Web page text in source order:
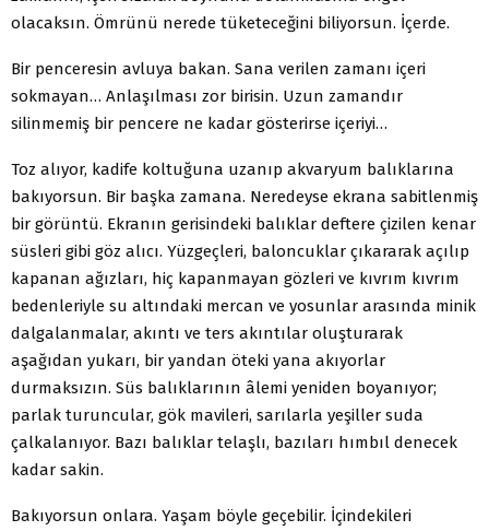
olacaksın. Ömrünü nerede tüketeceğini biliyorsun. İçerde.
Bir penceresin avluya bakan. Sana verilen zamanı içeri
sokmayan… Anlaşılması zor birisin. Uzun zamandır
silinmemiş bir pencere ne kadar gösterirse içeriyi…
Toz alıyor, kadife koltuğuna uzanıp akvaryum balıklarına
bakıyorsun. Bir başka zamana. Neredeyse ekrana sabitlenmiş
bir görüntü. Ekranın gerisindeki balıklar deftere çizilen kenar
süsleri gibi göz alıcı. Yüzgeçleri, baloncuklar çıkararak açılıp
kapanan ağızları, hiç kapanmayan gözleri ve kıvrım kıvrım
bedenleriyle su altındaki mercan ve yosunlar arasında minik
dalgalanmalar, akıntı ve ters akıntılar oluşturarak
aşağıdan yukarı, bir yandan öteki yana akıyorlar
durmaksızın. Süs balıklarının âlemi yeniden boyanıyor;
parlak turuncular, gök mavileri, sarılarla yeşiller suda
çalkalanıyor. Bazı balıklar telaşlı, bazıları hımbıl denecek
kadar sakin.
Bakıyorsun onlara. Yaşam böyle geçebilir. İçindekileri